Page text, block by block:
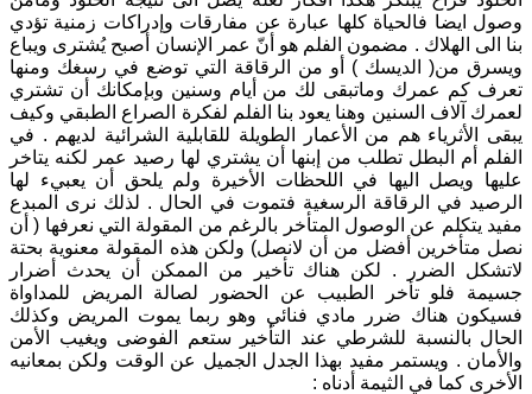
وصول ايضا فالحياة كلها عبارة عن مفارقات وإدراكات زمنية تؤدي
بنا الى الهلاك . مضمون الفلم هو أنّ عمر الإنسان أصبح يُشترى ويباع
ويسرق من( الديسك ) أو من الرقاقة التي توضع في رسغك ومنها
تعرف كم عمرك وماتبقى لك من أيام وسنين وبإمكانك أن تشتري
لعمرك آلاف السنين وهنا يعود بنا الفلم لفكرة الصراع الطبقي وكيف
يبقى الأثرياء هم من الأعمار الطويلة للقابلية الشرائية لديهم . في
الفلم أم البطل تطلب من إبنها أن يشتري لها رصيد عمر لكنه يتاخر
عليها ويصل اليها في اللحظات الأخيرة ولم يلحق أن يعبيء لها
الرصيد في الرقاقة الرسغية فتموت في الحال . لذلك نرى المبدع
مفيد يتكلم عن الوصول المتأخر بالرغم من المقولة التي نعرفها ( أن
نصل متأخرين أفضل من أن لانصل) ولكن هذه المقولة معنوية بحتة
لاتشكل الضرر . لكن هناك تأخير من الممكن أن يحدث أضرار
جسيمة فلو تأخر الطبيب عن الحضور لصالة المريض للمداواة
فسيكون هناك ضرر مادي فنائي وهو ربما يموت المريض وكذلك
الحال بالنسبة للشرطي عند التأخير ستعم الفوضى ويغيب الأمن
والأمان . ويستمر مفيد بهذا الجدل الجميل عن الوقت ولكن بمعانيه
الأخرى كما في الثيمة أدناه :